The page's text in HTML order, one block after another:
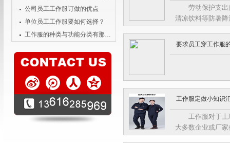
公司员工工作服订做的优点
单位员工工作服要如何选择？
工作服的种类与功能分类有那些？
劳动保护支
清凉饮料等防暑
作业和潜水、沉
要求员工穿工作服
工作服定做小知识
工作服对于
大多数企业或厂
本地市场。公司